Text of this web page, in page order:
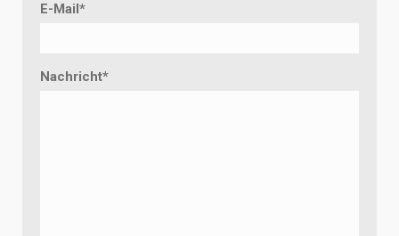
E-Mail*
Nachricht*